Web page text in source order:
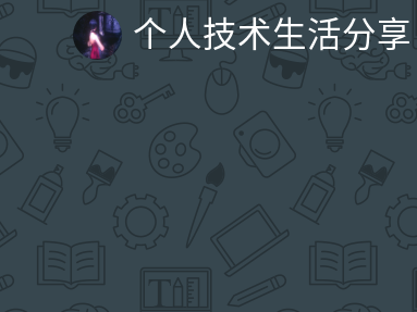
个人技术生活分享